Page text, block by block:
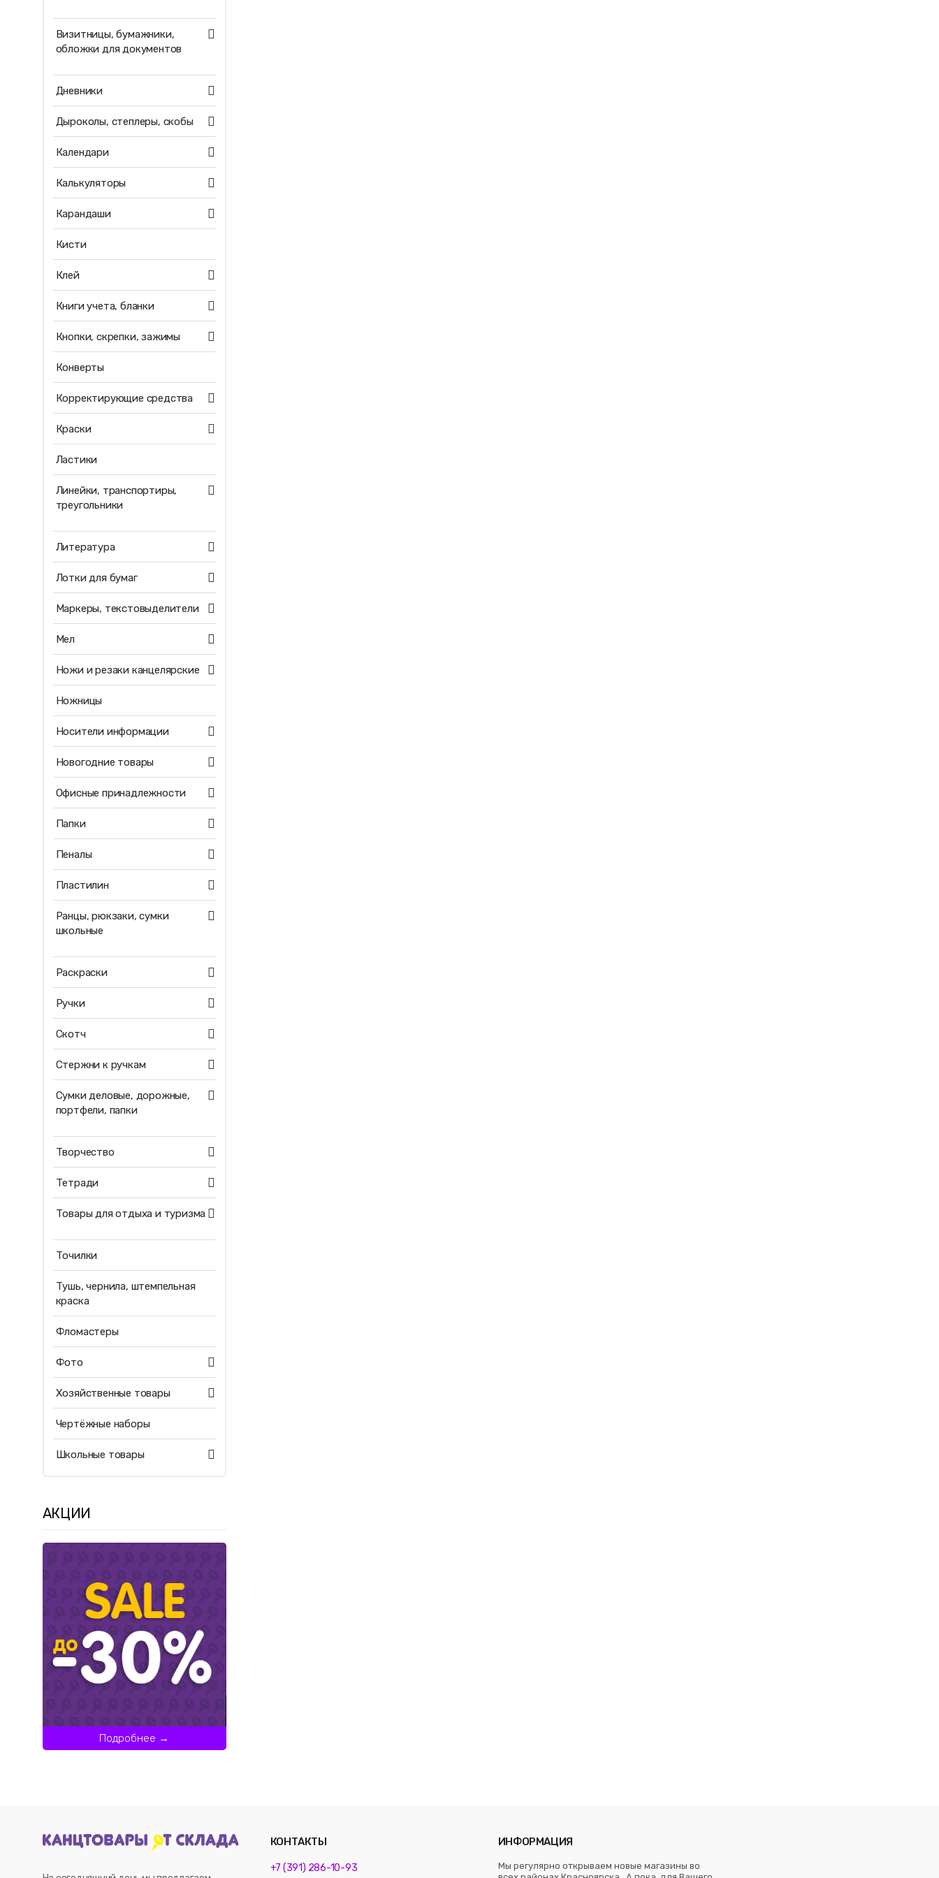
Визитницы, бумажники,
обложки для документов
Дневники
Дыроколы, степлеры, скобы
Календари
Калькуляторы
Карандаши
Кисти
Клей
Книги учета, бланки
Кнопки, скрепки, зажимы
Конверты
Корректирующие средства
Краски
Ластики
Линейки, транспортиры,
треугольники
Литература
Лотки для бумаг
Маркеры, текстовыделители
Мел
Ножи и резаки канцелярские
Ножницы
Носители информации
Новогодние товары
Офисные принадлежности
Папки
Пеналы
Пластилин
Ранцы, рюкзаки, сумки
школьные
Раскраски
Ручки
Скотч
Стержни к ручкам
Сумки деловые, дорожные,
портфели, папки
Творчество
Тетради
Товары для отдыха и туризма
Точилки
Тушь, чернила, штемпельная
краска
Фломастеры
Фото
Хозяйственные товары
Чертёжные наборы
Школьные товары
АКЦИИ
Подробнее →
КОНТАКТЫ
+7 (391) 286-10-93
ИНФОРМАЦИЯ
Мы регулярно открываем новые магазины во